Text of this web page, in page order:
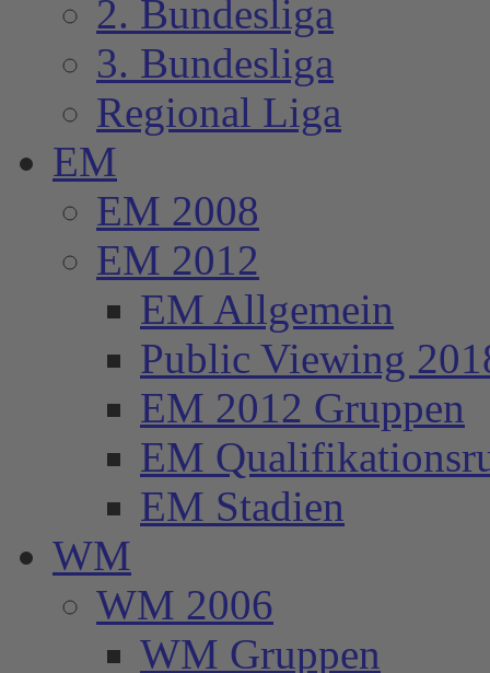
2. Bundesliga
3. Bundesliga
Regional Liga
EM
EM 2008
EM 2012
EM Allgemein
Public Viewing
EM 2012 Gruppen
EM
EM Stadien
WM
WM 2006
WM Gruppen